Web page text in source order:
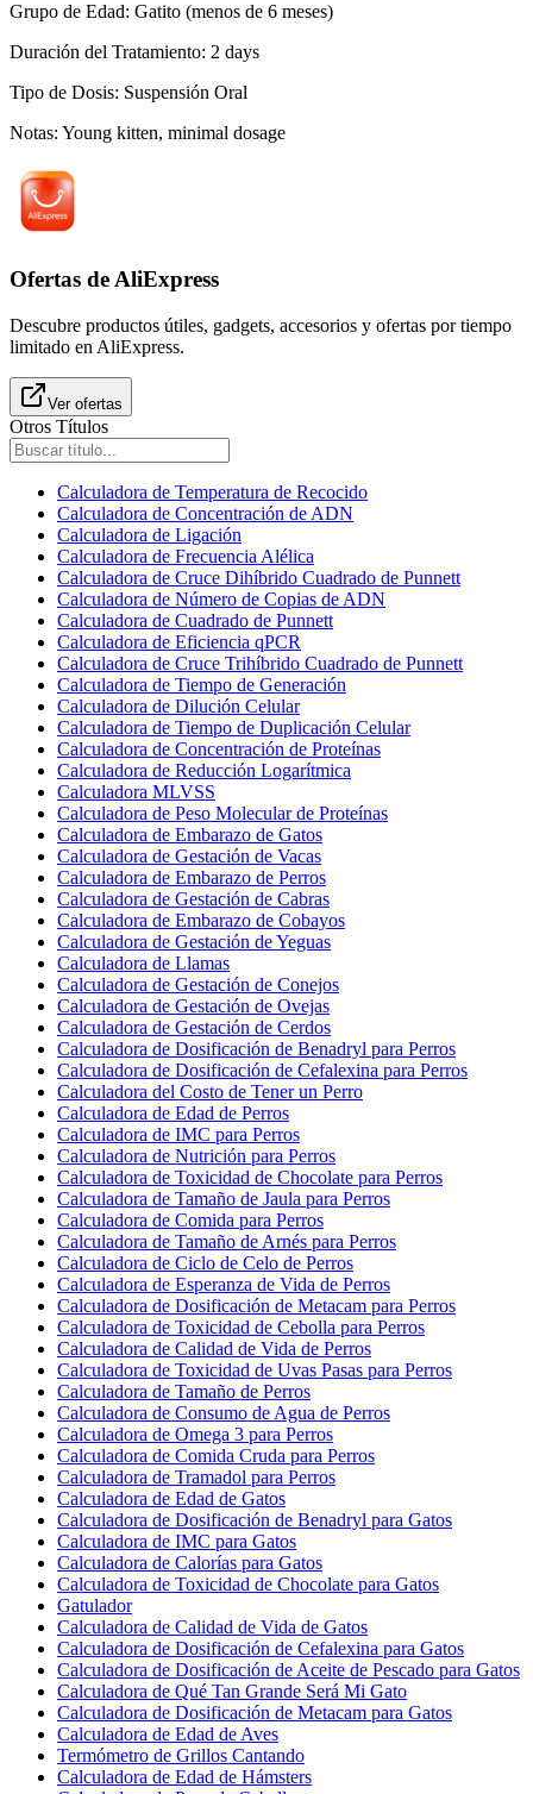
Grupo de Edad: Gatito (menos de 6 meses)
Duración del Tratamiento: 2 days
Tipo de Dosis: Suspensión Oral
Notas: Young kitten, minimal dosage
Ofertas de AliExpress
Descubre productos útiles, gadgets, accesorios y ofertas por tiempo
limitado en AliExpress.
Ver ofertas
Otros Títulos
Calculadora de Temperatura de Recocido
Calculadora de Concentración de ADN
Calculadora de Ligación
Calculadora de Frecuencia Alélica
Calculadora de Cruce Dihíbrido Cuadrado de Punnett
Calculadora de Número de Copias de ADN
Calculadora de Cuadrado de Punnett
Calculadora de Eficiencia qPCR
Calculadora de Cruce Trihíbrido Cuadrado de Punnett
Calculadora de Tiempo de Generación
Calculadora de Dilución Celular
Calculadora de Tiempo de Duplicación Celular
Calculadora de Concentración de Proteínas
Calculadora de Reducción Logarítmica
Calculadora MLVSS
Calculadora de Peso Molecular de Proteínas
Calculadora de Embarazo de Gatos
Calculadora de Gestación de Vacas
Calculadora de Embarazo de Perros
Calculadora de Gestación de Cabras
Calculadora de Embarazo de Cobayos
Calculadora de Gestación de Yeguas
Calculadora de Llamas
Calculadora de Gestación de Conejos
Calculadora de Gestación de Ovejas
Calculadora de Gestación de Cerdos
Calculadora de Dosificación de Benadryl para Perros
Calculadora de Dosificación de Cefalexina para Perros
Calculadora del Costo de Tener un Perro
Calculadora de Edad de Perros
Calculadora de IMC para Perros
Calculadora de Nutrición para Perros
Calculadora de Toxicidad de Chocolate para Perros
Calculadora de Tamaño de Jaula para Perros
Calculadora de Comida para Perros
Calculadora de Tamaño de Arnés para Perros
Calculadora de Ciclo de Celo de Perros
Calculadora de Esperanza de Vida de Perros
Calculadora de Dosificación de Metacam para Perros
Calculadora de Toxicidad de Cebolla para Perros
Calculadora de Calidad de Vida de Perros
Calculadora de Toxicidad de Uvas Pasas para Perros
Calculadora de Tamaño de Perros
Calculadora de Consumo de Agua de Perros
Calculadora de Omega 3 para Perros
Calculadora de Comida Cruda para Perros
Calculadora de Tramadol para Perros
Calculadora de Edad de Gatos
Calculadora de Dosificación de Benadryl para Gatos
Calculadora de IMC para Gatos
Calculadora de Calorías para Gatos
Calculadora de Toxicidad de Chocolate para Gatos
Gatulador
Calculadora de Calidad de Vida de Gatos
Calculadora de Dosificación de Cefalexina para Gatos
Calculadora de Dosificación de Aceite de Pescado para Gatos
Calculadora de Qué Tan Grande Será Mi Gato
Calculadora de Dosificación de Metacam para Gatos
Calculadora de Edad de Aves
Termómetro de Grillos Cantando
Calculadora de Edad de Hámsters